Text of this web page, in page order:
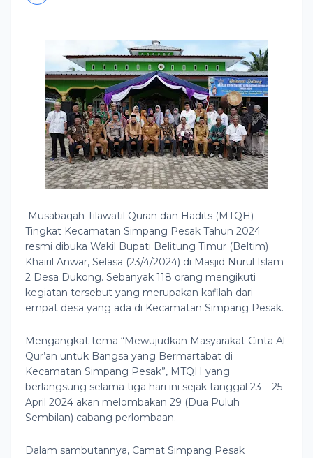
Musabaqah Tilawatil Quran dan Hadits (MTQH)
Tingkat Kecamatan Simpang Pesak Tahun 2024
resmi dibuka Wakil Bupati Belitung Timur (Beltim)
Khairil Anwar, Selasa (23/4/2024) di Masjid Nurul Islam
2 Desa Dukong. Sebanyak 118 orang mengikuti
kegiatan tersebut yang merupakan kafilah dari
empat desa yang ada di Kecamatan Simpang Pesak.
Mengangkat tema “Mewujudkan Masyarakat Cinta Al
Qur’an untuk Bangsa yang Bermartabat di
Kecamatan Simpang Pesak”, MTQH yang
berlangsung selama tiga hari ini sejak tanggal 23 – 25
April 2024 akan melombakan 29 (Dua Puluh
Sembilan) cabang perlombaan.
Dalam sambutannya, Camat Simpang Pesak